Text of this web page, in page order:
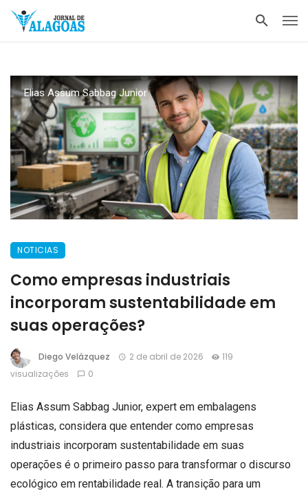
Elias Assum Sabbag Junior
NOTICIAS
Como empresas industriais
incorporam sustentabilidade em
suas operações?
Diego Velázquez 2 de abril de 2026
119
visualizações
0
Elias Assum Sabbag Junior, expert em embalagens
plásticas, considera que entender como empresas
industriais incorporam sustentabilidade em suas
operações é o primeiro passo para transformar o discurso
ecológico em rentabilidade real. A transição para um